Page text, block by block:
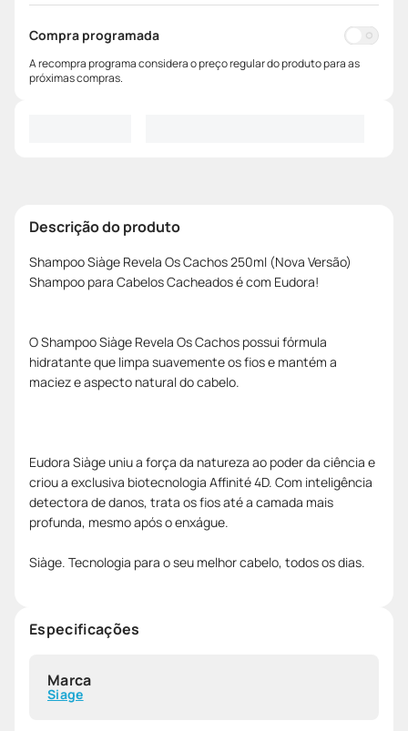
Compra programada
A recompra programa considera o preço regular do produto para as
próximas compras.
Descrição do produto
Shampoo Siàge Revela Os Cachos 250ml (Nova Versão)
Shampoo para Cabelos Cacheados é com Eudora!
O Shampoo Siàge Revela Os Cachos possui fórmula
hidratante que limpa suavemente os fios e mantém a
maciez e aspecto natural do cabelo.
Eudora Siàge uniu a força da natureza ao poder da ciência e
criou a exclusiva biotecnologia Affinité 4D. Com inteligência
detectora de danos, trata os fios até a camada mais
profunda, mesmo após o enxágue.
Siàge. Tecnologia para o seu melhor cabelo, todos os dias.
Especificações
Marca
Siage